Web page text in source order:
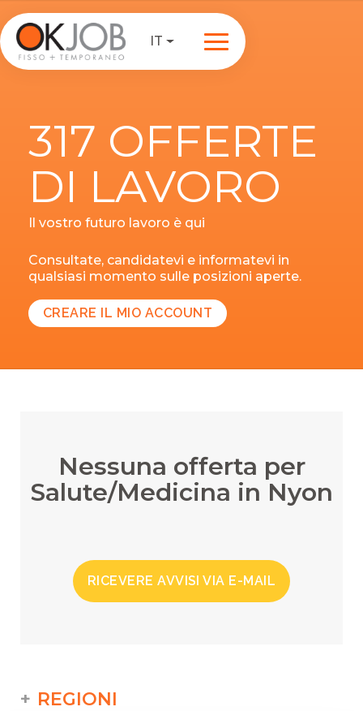
IT
317 OFFERTE
DI LAVORO
Il vostro futuro lavoro è qui
Consultate, candidatevi e informatevi in
qualsiasi momento sulle posizioni aperte.
CREARE IL MIO ACCOUNT
Nessuna offerta per
Salute/Medicina in Nyon
RICEVERE AVVISI VIA E-MAIL
REGIONI